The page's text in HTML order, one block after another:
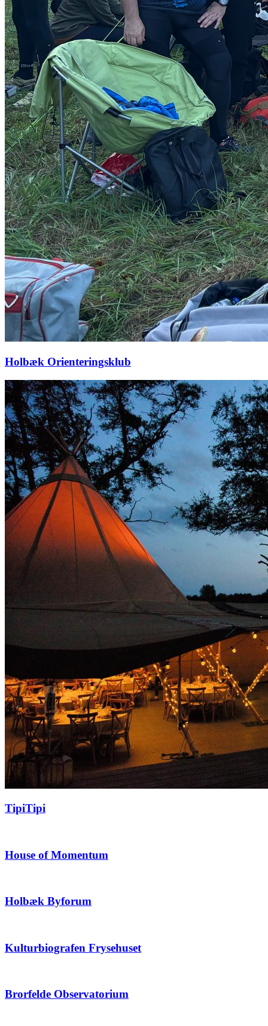
Holbæk Orienteringsklub
TipiTipi
House of Momentum
Holbæk Byforum
Kulturbiografen Frysehuset
Brorfelde Observatorium